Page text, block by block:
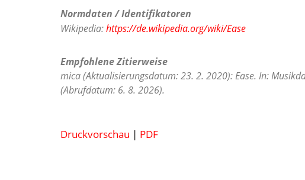
Normdaten / Identifikatoren
Wikipedia:https://de.wikipedia.org/wiki/Ease
Empfohlene Zitierweise
mica (Aktualisierungsdatum: 23. 2. 2020): Ease. In:
(Abrufdatum: 6. 8. 2026).
Druckvorschau | PDF